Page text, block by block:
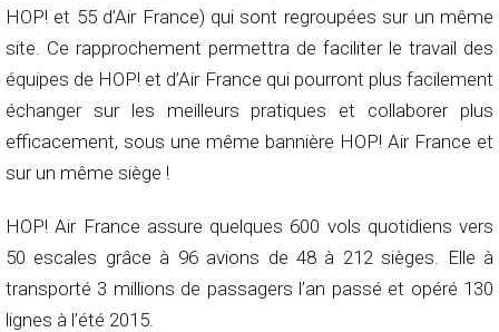
HOP! et 55 d’Air France) qui sont regroupées sur un même
site. Ce rapprochement permettra de faciliter le travail des
équipes de HOP! et d’Air France qui pourront plus facilement
échanger sur les meilleurs pratiques et collaborer plus
efficacement, sous une même bannière HOP! Air France et
sur un même siège !
HOP! Air France assure quelques 600 vols quotidiens vers
50 escales grâce à 96 avions de 48 à 212 sièges. Elle à
transporté 3 millions de passagers l’an passé et opéré 130
lignes à l’été 2015.